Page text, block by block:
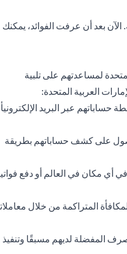
بعد أن عرفت الفوائد، يمكنك
لمساعدتهم على تلبية
العربية المتحدة:
عبر البريد
على كشف حساباتهم بطريقة
أي مكان في العالم أو دفع
المتراكمة من خلال
المفضلة لديهم مسبقًا وتنفيذ